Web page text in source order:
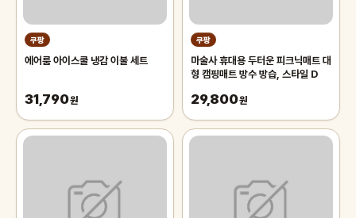
쿠팡
에어룸 아이스쿨 냉감 이불 세트
31,790원
쿠팡
마술사 휴대용 두터운 피크닉매트 대
형 캠핑매트 방수 방습, 스타일 D
29,800원